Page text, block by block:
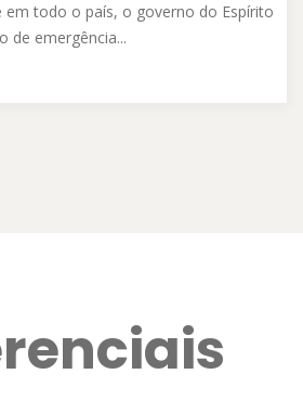
em todo o país, o governo do Espírito
de emergência...